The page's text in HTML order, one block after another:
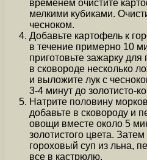
временем очистите
мелкими кубиками.
чесноком.
Добавьте картофель к
в течение примерно 10
приготовьте зажарку для
в сковороде несколько
и выложите лук с
3-4 минут до золотисто-
Натрите половину
добавьте в сковороду и
овощи вместе около 5
золотистого цвета.
гороховый суп из льна,
все в кастрюлю.